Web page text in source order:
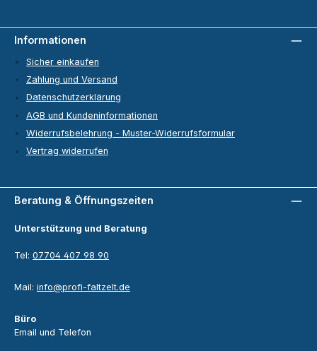
Beratung & Öffnungszeiten
Unterstützung und Beratung
Tel: 07704 407 98 90
Mail: info@profi-faltzelt.de
Büro
Email und Telefon
Informationen
Sicher einkaufen
Zahlung und Versand
Datenschutzerklärung
AGB und Kundeninformationen
Widerrufsbelehrung - Muster-Widerrufsformular
Vertrag widerrufen